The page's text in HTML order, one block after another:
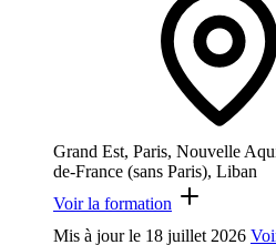
Grand Est, Paris, Nouvelle
de-France (sans Paris), Liban
Voir la formation
Mis à jour le 18 juillet 2026